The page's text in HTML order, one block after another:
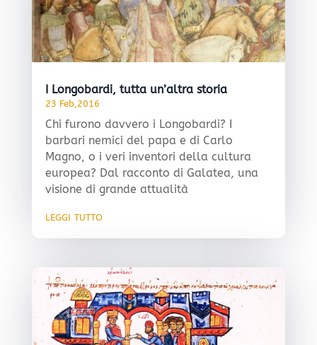
I Longobardi, tutta un’altra storia
23 Feb,2016
Chi furono davvero i Longobardi? I
barbari nemici del papa e di Carlo
Magno, o i veri inventori della cultura
europea? Dal racconto di Galatea, una
visione di grande attualità
leggi tutto